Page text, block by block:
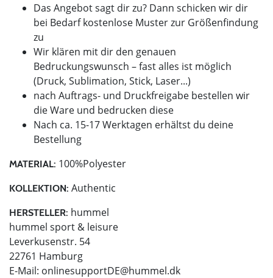
Das Angebot sagt dir zu? Dann schicken wir dir
bei Bedarf kostenlose Muster zur Größenfindung
zu
Wir klären mit dir den genauen
Bedruckungswunsch – fast alles ist möglich
(Druck, Sublimation, Stick, Laser...)
nach Auftrags- und Druckfreigabe bestellen wir
die Ware und bedrucken diese
Nach ca. 15-17 Werktagen erhältst du deine
Bestellung
MATERIAL: 100%Polyester
KOLLEKTION: Authentic
HERSTELLER: hummel
hummel sport & leisure
Leverkusenstr. 54
22761 Hamburg
E-Mail: onlinesupportDE@hummel.dk